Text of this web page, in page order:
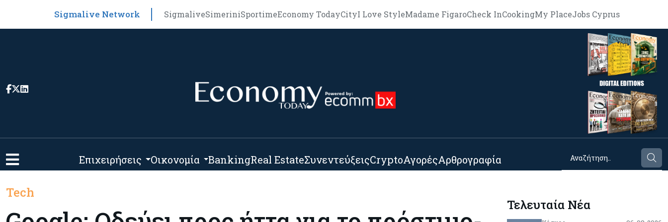
Sigmalive Network SigmaliveSimeriniSportimeEconomy TodayCityI Love StyleMadame FigaroCheck InCookingMy PlaceJobs Cyprus
Επιχειρήσεις Οικονομία BankingReal EstateΣυνεντεύξειςCryptoΑγορέςΑρθρογραφία
Tech
Τελευταία Νέα